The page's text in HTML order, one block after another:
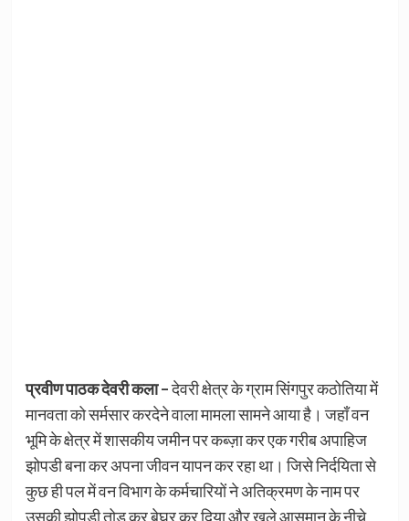
प्रवीण पाठक देवरी कला –देवरी क्षेत्र के ग्राम सिंगपुर कठोतिया में
मानवता को सर्मसार करदेने वाला मामला सामने आया है। जहाँ वन
भूमि के क्षेत्र में शासकीय जमीन पर कब्ज़ा कर एक गरीब अपाहिज
झोपडी बना कर अपना जीवन यापन कर रहा था। जिसे निर्दयिता से
कुछ ही पल में वन विभाग के कर्मचारियों ने अतिक्रमण के नाम पर
उसकी झोपडी तोड़ कर बेघर कर दिया और खुले आसमान के नीचे